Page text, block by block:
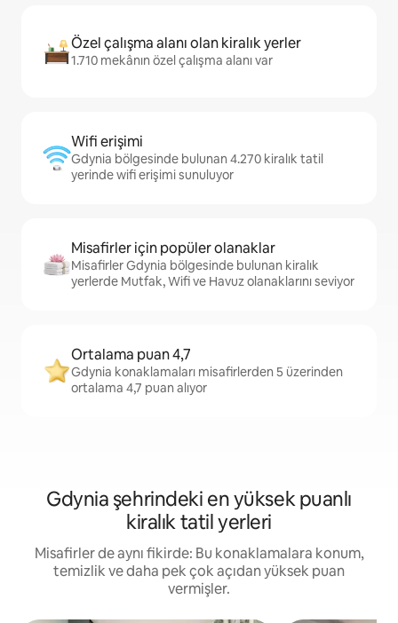
Özel çalışma alanı olan kiralık yerler
1.710 mekânın özel çalışma alanı var
Wifi erişimi
Gdynia bölgesinde bulunan 4.270 kiralık tatil
yerinde wifi erişimi sunuluyor
Misafirler için popüler olanaklar
Misafirler Gdynia bölgesinde bulunan kiralık
yerlerde Mutfak, Wifi ve Havuz olanaklarını seviyor
Ortalama puan 4,7
Gdynia konaklamaları misafirlerden 5 üzerinden
ortalama 4,7 puan alıyor
Gdynia şehrindeki en yüksek puanlı
kiralık tatil yerleri
Misafirler de aynı fikirde: Bu konaklamalara konum,
temizlik ve daha pek çok açıdan yüksek puan
vermişler.